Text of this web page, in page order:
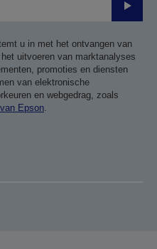
u in met het ontvangen van
uitvoeren van marktanalyses
promoties en diensten
van elektronische
en webgedrag, zoals
Epson.